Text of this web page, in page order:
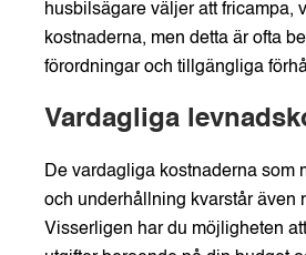
husbilsägare väljer att fricampa,
kostnaderna, men detta är ofta
förordningar och tillgängliga
Vardagliga
De vardagliga kostnaderna som
och underhållning kvarstår även
Visserligen har du möjligheten